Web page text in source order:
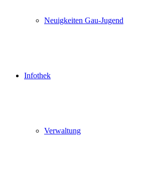
Neuigkeiten Gau-Jugend
Infothek
Verwaltung